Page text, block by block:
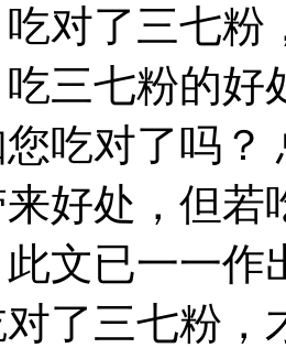
对了三七粉
三七粉的好
吃对了吗？
好处，但若
文已一一作
了三七粉